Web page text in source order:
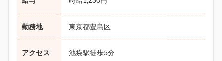
勤務地 東京都豊島区
アクセス 池袋駅徒歩5分